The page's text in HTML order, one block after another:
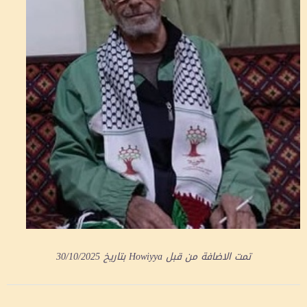
تمت الاضافة من قبلHowiyyaبتاريخ30/10/2025